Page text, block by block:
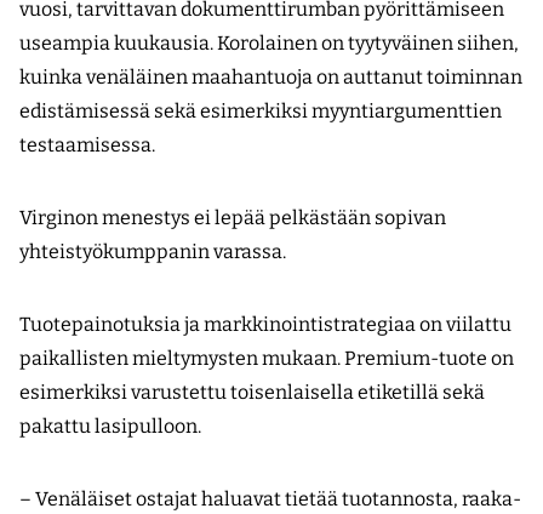
vuosi, tarvittavan dokumenttirumban pyörittämiseen
useampia kuukausia. Korolainen on tyytyväinen siihen,
kuinka venäläinen maahantuoja on auttanut toiminnan
edistämisessä sekä esimerkiksi myyntiargumenttien
testaamisessa.
Virginon menestys ei lepää pelkästään sopivan
yhteistyökumppanin varassa.
Tuotepainotuksia ja markkinointistrategiaa on viilattu
paikallisten mieltymysten mukaan. Premium-tuote on
esimerkiksi varustettu toisenlaisella etiketillä sekä
pakattu lasipulloon.
– Venäläiset ostajat haluavat tietää tuotannosta, raaka-